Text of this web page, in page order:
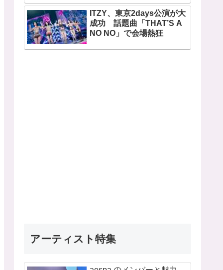
曲「BOOMPALA」MVも公
開
ITZY、東京2days公演が大
成功 話題曲「THAT’S A
NO NO」で会場熱狂
アーティスト特集